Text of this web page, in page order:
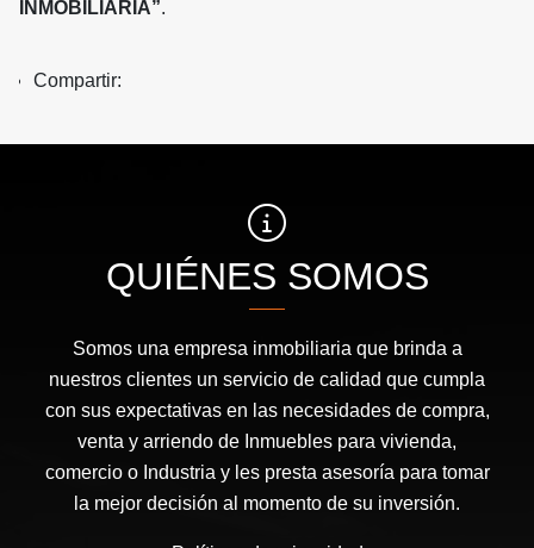
INMOBILIARIA”.
Compartir:
QUIÉNES SOMOS
Somos una empresa inmobiliaria que brinda a
nuestros clientes un servicio de calidad que cumpla
con sus expectativas en las necesidades de compra,
venta y arriendo de Inmuebles para vivienda,
comercio o Industria y les presta asesoría para tomar
la mejor decisión al momento de su inversión.